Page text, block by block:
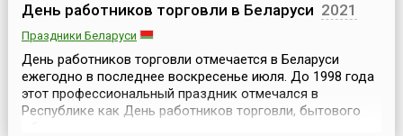
День работников торговли в Беларуси 2021
Праздники Беларуси
День работников торговли отмечается в Беларуси
ежегодно в последнее воскресенье июля. До 1998 года
этот профессиональный праздник отмечался в
Республике как День работников торговли, бытового